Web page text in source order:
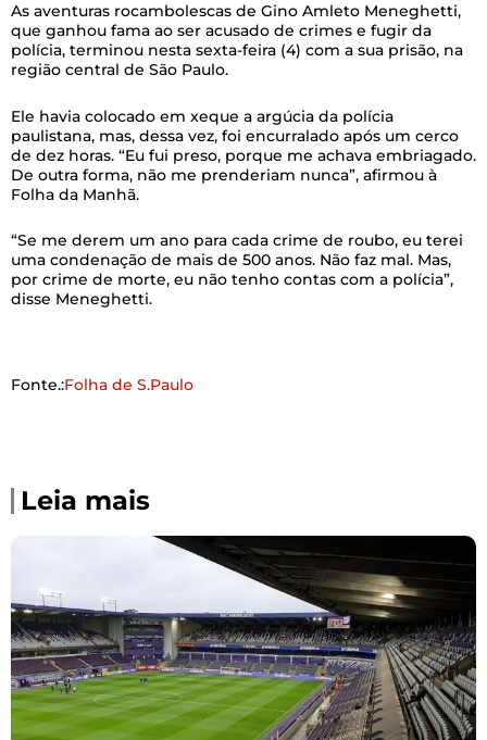
As aventuras rocambolescas de Gino Amleto Meneghetti,
que ganhou fama ao ser acusado de crimes e fugir da
polícia, terminou nesta sexta-feira (4) com a sua prisão, na
região central de São Paulo.
Ele havia colocado em xeque a argúcia da polícia
paulistana, mas, dessa vez, foi encurralado após um cerco
de dez horas. “Eu fui preso, porque me achava embriagado.
De outra forma, não me prenderiam nunca”, afirmou à
Folha da Manhã.
“Se me derem um ano para cada crime de roubo, eu terei
uma condenação de mais de 500 anos. Não faz mal. Mas,
por crime de morte, eu não tenho contas com a polícia”,
disse Meneghetti.
Fonte.:Folha de S.Paulo
Leia mais